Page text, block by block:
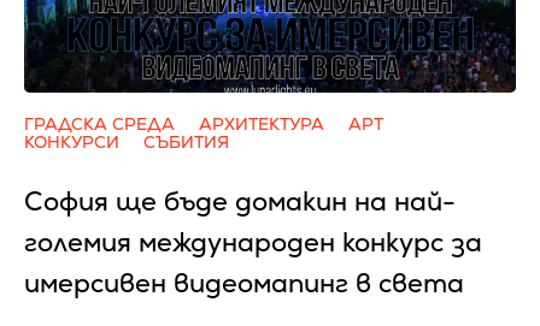
ГРАДСКА СРЕДА АРХИТЕКТУРА
АРТ
КОНКУРСИ
СЪБИТИЯ
София ще бъде домакин на най-
големия международен конкурс за
имерсивен видеомапинг в света